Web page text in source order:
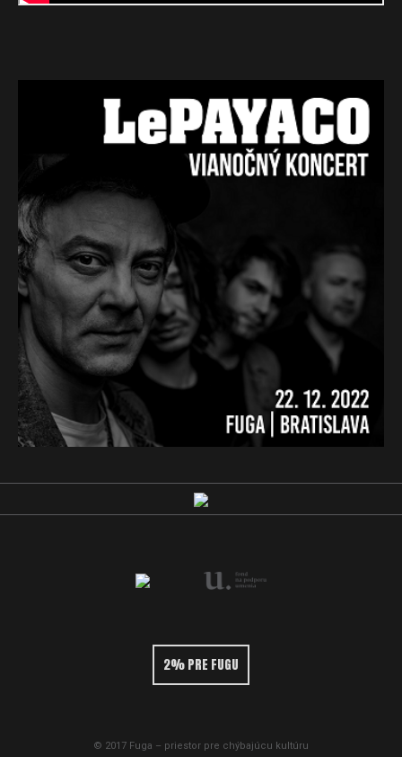
2% PRE FUGU
© 2017 Fuga – priestor pre chýbajúcu kultúru